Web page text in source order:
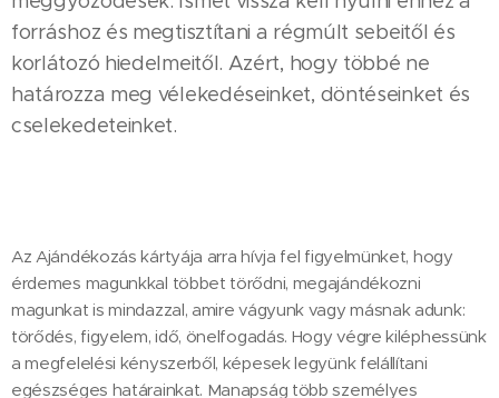
forráshoz és megtisztítani a régmúlt sebeitől és
korlátozó hiedelmeitől. Azért, hogy többé ne
határozza meg vélekedéseinket, döntéseinket és
cselekedeteinket.
Az Ajándékozás kártyája arra hívja fel figyelmünket, hogy
érdemes magunkkal többet törődni, megajándékozni
magunkat is mindazzal, amire vágyunk vagy másnak adunk:
törődés, figyelem, idő, önelfogadás. Hogy végre kiléphessünk
a megfelelési kényszerből, képesek legyünk felállítani
egészséges határainkat. Manapság több személyes